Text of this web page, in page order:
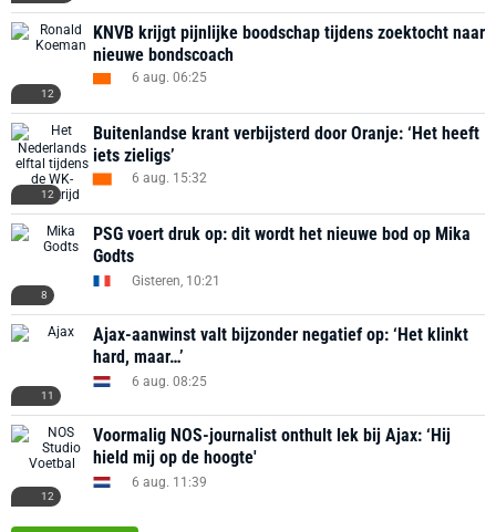
12
KNVB krijgt pijnlijke boodschap tijdens zoektocht naar
nieuwe bondscoach
6 aug. 06:25
12
Buitenlandse krant verbijsterd door Oranje: ‘Het heeft
iets zieligs’
6 aug. 15:32
8
PSG voert druk op: dit wordt het nieuwe bod op Mika
Godts
Gisteren, 10:21
11
Ajax-aanwinst valt bijzonder negatief op: ‘Het klinkt
hard, maar…’
6 aug. 08:25
12
Voormalig NOS-journalist onthult lek bij Ajax: ‘Hij
hield mij op de hoogte'
6 aug. 11:39